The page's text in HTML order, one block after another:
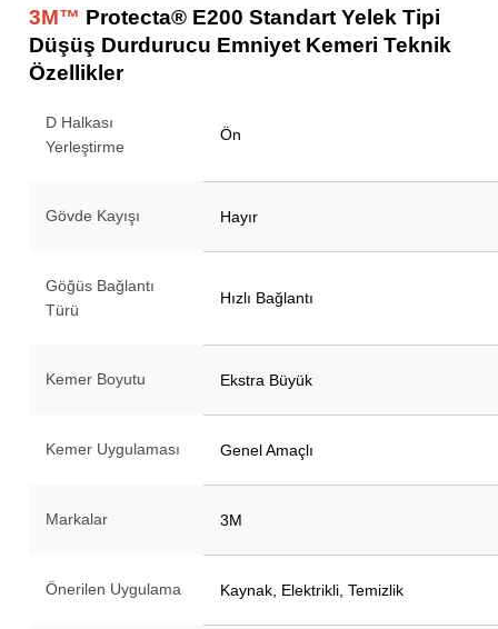
3M™ Protecta® E200 Standart Yelek Tipi
Düşüş Durdurucu Emniyet Kemeri Teknik
Özellikler
D Halkası
Yerleştirme
Ön
Gövde Kayışı Hayır
Göğüs Bağlantı
Türü
Hızlı Bağlantı
Kemer Boyutu Ekstra Büyük
Kemer Uygulaması Genel Amaçlı
Markalar 3M
Önerilen Uygulama Kaynak, Elektrikli, Temizlik